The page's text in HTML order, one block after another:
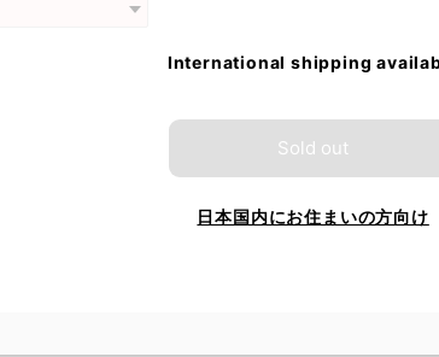
International shipping
Sold out
日本国内にお住まいの方向け